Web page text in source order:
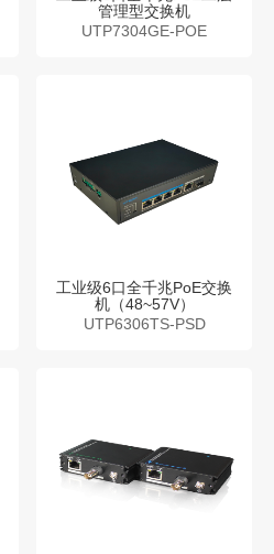
管理型交换机
UTP7304GE-POE
工业级6口全千兆PoE交换
机（48~57V）
UTP6306TS-PSD